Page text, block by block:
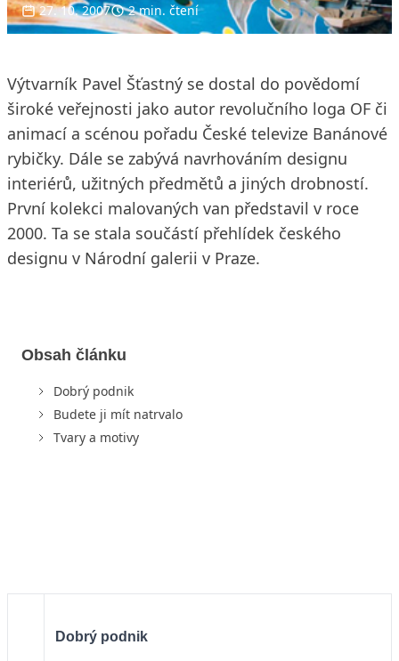
27. 10. 2007 2 min. čtení
Výtvarník Pavel Šťastný se dostal do povědomí
široké veřejnosti jako autor revolučního loga OF či
animací a scénou pořadu České televize Banánové
rybičky. Dále se zabývá navrhováním designu
interiérů, užitných předmětů a jiných drobností.
První kolekci malovaných van představil v roce
2000. Ta se stala součástí přehlídek českého
designu v Národní galerii v Praze.
Obsah článku
Dobrý podnik
Budete ji mít natrvalo
Tvary a motivy
Dobrý podnik